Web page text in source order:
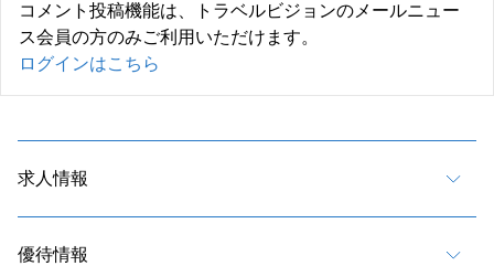
コメント投稿機能は、トラベルビジョンのメールニュー
ス会員の方のみご利用いただけます。
ログインはこちら
求人情報
優待情報